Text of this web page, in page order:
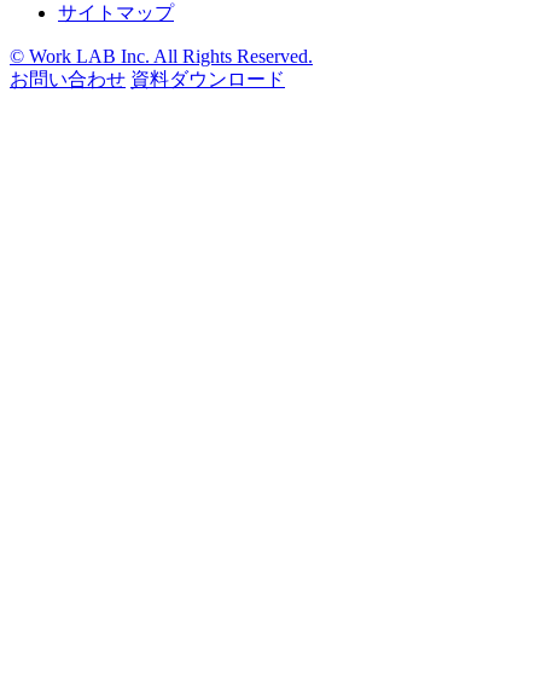
サイトマップ
© Work LAB Inc. All Rights Reserved.
お問い合わせ 資料ダウンロード